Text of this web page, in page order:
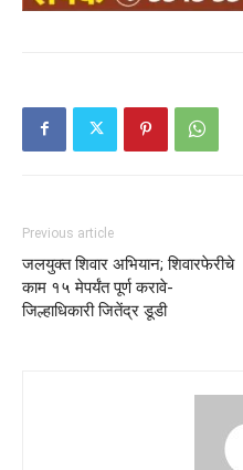
Previous article
जलयुक्त शिवार अभियान; शिवारफेरीचे
काम १५ मेपर्यंत पूर्ण करावे-
जिल्हाधिकारी जितेंद्र डूडी